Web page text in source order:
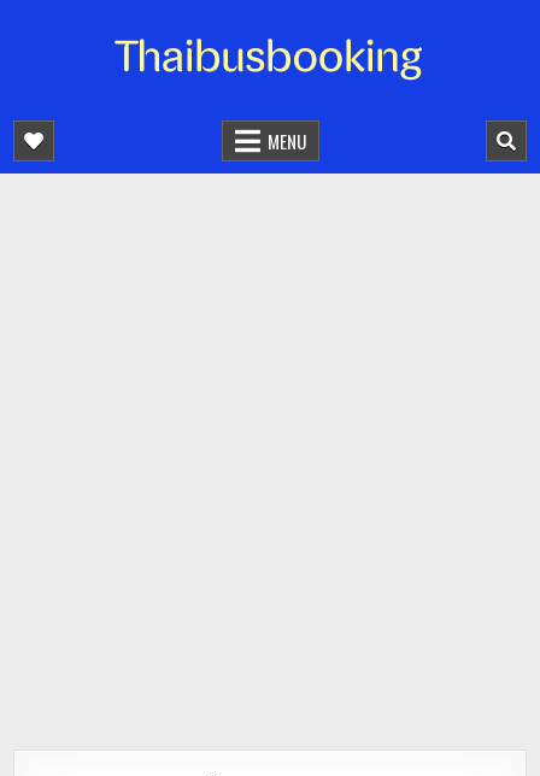
จองตั๋วรถออนไลน์ 24 ชั่วโมง
MENU